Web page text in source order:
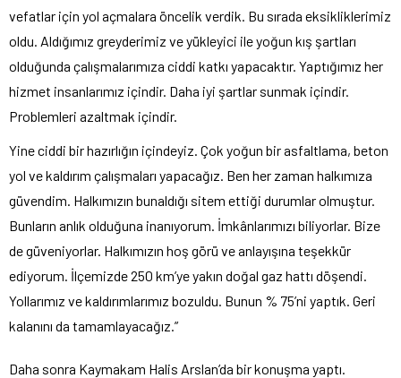
vefatlar için yol açmalara öncelik verdik. Bu sırada eksikliklerimiz
oldu. Aldığımız greyderimiz ve yükleyici ile yoğun kış şartları
olduğunda çalışmalarımıza ciddi katkı yapacaktır. Yaptığımız her
hizmet insanlarımız içindir. Daha iyi şartlar sunmak içindir.
Problemleri azaltmak içindir.
Yine ciddi bir hazırlığın içindeyiz. Çok yoğun bir asfaltlama, beton
yol ve kaldırım çalışmaları yapacağız. Ben her zaman halkımıza
güvendim. Halkımızın bunaldığı sitem ettiği durumlar olmuştur.
Bunların anlık olduğuna inanıyorum. İmkânlarımızı biliyorlar. Bize
de güveniyorlar. Halkımızın hoş görü ve anlayışına teşekkür
ediyorum. İlçemizde 250 km’ye yakın doğal gaz hattı döşendi.
Yollarımız ve kaldırımlarımız bozuldu. Bunun % 75’ni yaptık. Geri
kalanını da tamamlayacağız.”
Daha sonra Kaymakam Halis Arslan’da bir konuşma yaptı.